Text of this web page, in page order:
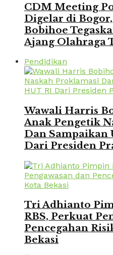
CDM Meeting
Digelar di
Bobihoe
Ajang Olahraga
Pendidikan
Wawali Harris
Anak Pengetik
Dan Sampaikan
Dari Presiden
Tri Adhianto
RBS, Perkuat
Pencegahan
Bekasi